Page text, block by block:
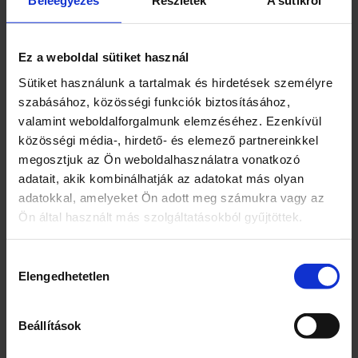
Ez a weboldal sütiket használ
Sütiket használunk a tartalmak és hirdetések személyre
szabásához, közösségi funkciók biztosításához,
valamint weboldalforgalmunk elemzéséhez. Ezenkívül
közösségi média-, hirdető- és elemező partnereinkkel
megosztjuk az Ön weboldalhasználatra vonatkozó
adatait, akik kombinálhatják az adatokat más olyan
adatokkal, amelyeket Ön adott meg számukra vagy az
Ön által használt más szolgáltatásokból gyűjtöttek.
kiválasztása
Elengedhetetlen
Beállítások
használatraMűszaki adatok és
specifikációk:Hossz:50
textilbetéttelÜzemi nyomás:8 bar (20deg;C-
on)Repesztési nyomás:gt; 24 bar (20deg;C-
on)Hőmérséklet-tartomány:-10deg;C és
+60deg;C között
Kapcsolódó termékek